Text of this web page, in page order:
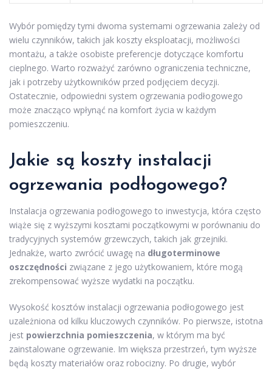
Wybór pomiędzy tymi dwoma systemami ogrzewania zależy od
wielu czynników, takich jak koszty eksploatacji, możliwości
montażu, a także osobiste preferencje dotyczące komfortu
cieplnego. Warto rozważyć zarówno ograniczenia techniczne,
jak i potrzeby użytkowników przed podjęciem decyzji.
Ostatecznie, odpowiedni system ogrzewania podłogowego
może znacząco wpłynąć na komfort życia w każdym
pomieszczeniu.
Jakie są koszty instalacji
ogrzewania podłogowego?
Instalacja ogrzewania podłogowego to inwestycja, która często
wiąże się z wyższymi kosztami początkowymi w porównaniu do
tradycyjnych systemów grzewczych, takich jak grzejniki.
Jednakże, warto zwrócić uwagę na długoterminowe
oszczędności związane z jego użytkowaniem, które mogą
zrekompensować wyższe wydatki na początku.
Wysokość kosztów instalacji ogrzewania podłogowego jest
uzależniona od kilku kluczowych czynników. Po pierwsze, istotna
jest powierzchnia pomieszczenia, w którym ma być
zainstalowane ogrzewanie. Im większa przestrzeń, tym wyższe
będą koszty materiałów oraz robocizny. Po drugie, wybór